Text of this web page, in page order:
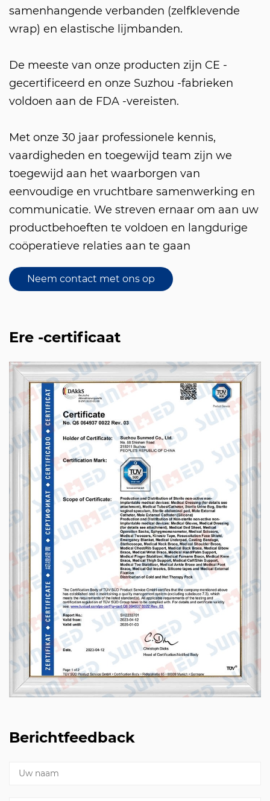
samenhangende verbanden (zelfklevende
wrap) en elastische lijmbanden.
De meeste van onze producten zijn CE -
gecertificeerd en onze Suzhou -fabrieken
voldoen aan de FDA -vereisten.
Met onze 30 jaar professionele kennis,
vaardigheden en toegewijd team zijn we
toegewijd aan het waarborgen van
eenvoudige en vruchtbare samenwerking en
communicatie. We streven ernaar om aan uw
productbehoeften te voldoen en langdurige
coöperatieve relaties aan te gaan
Neem contact met ons op
Ere -certificaat
Berichtfeedback